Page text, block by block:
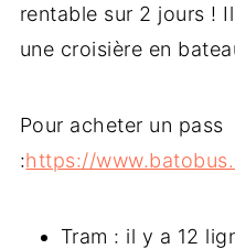
rentable sur 2 jours !
une croisière en
Pour acheter un pass
:https://
Tram : il y a 12